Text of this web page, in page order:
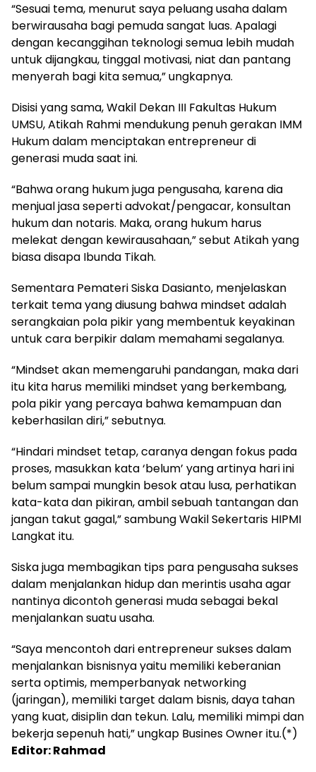
“Sesuai tema, menurut saya peluang usaha dalam
berwirausaha bagi pemuda sangat luas. Apalagi
dengan kecanggihan teknologi semua lebih mudah
untuk dijangkau, tinggal motivasi, niat dan pantang
menyerah bagi kita semua,” ungkapnya.
Disisi yang sama, Wakil Dekan III Fakultas Hukum
UMSU, Atikah Rahmi mendukung penuh gerakan IMM
Hukum dalam menciptakan entrepreneur di
generasi muda saat ini.
“Bahwa orang hukum juga pengusaha, karena dia
menjual jasa seperti advokat/pengacar, konsultan
hukum dan notaris. Maka, orang hukum harus
melekat dengan kewirausahaan,” sebut Atikah yang
biasa disapa Ibunda Tikah.
Sementara Pemateri Siska Dasianto, menjelaskan
terkait tema yang diusung bahwa mindset adalah
serangkaian pola pikir yang membentuk keyakinan
untuk cara berpikir dalam memahami segalanya.
“Mindset akan memengaruhi pandangan, maka dari
itu kita harus memiliki mindset yang berkembang,
pola pikir yang percaya bahwa kemampuan dan
keberhasilan diri,” sebutnya.
“Hindari mindset tetap, caranya dengan fokus pada
proses, masukkan kata ‘belum’ yang artinya hari ini
belum sampai mungkin besok atau lusa, perhatikan
kata-kata dan pikiran, ambil sebuah tantangan dan
jangan takut gagal,” sambung Wakil Sekertaris HIPMI
Langkat itu.
Siska juga membagikan tips para pengusaha sukses
dalam menjalankan hidup dan merintis usaha agar
nantinya dicontoh generasi muda sebagai bekal
menjalankan suatu usaha.
“Saya mencontoh dari entrepreneur sukses dalam
menjalankan bisnisnya yaitu memiliki keberanian
serta optimis, memperbanyak networking
(jaringan), memiliki target dalam bisnis, daya tahan
yang kuat, disiplin dan tekun. Lalu, memiliki mimpi dan
bekerja sepenuh hati,” ungkap Busines Owner itu.(*)
Editor: Rahmad